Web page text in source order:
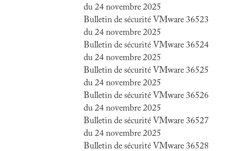
du 24 novembre 2025
Bulletin de sécurité VMware 36523
du 24 novembre 2025
Bulletin de sécurité VMware 36524
du 24 novembre 2025
Bulletin de sécurité VMware 36525
du 24 novembre 2025
Bulletin de sécurité VMware 36526
du 24 novembre 2025
Bulletin de sécurité VMware 36527
du 24 novembre 2025
Bulletin de sécurité VMware 36528